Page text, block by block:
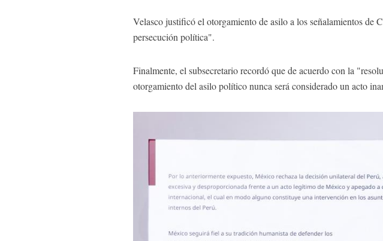
Velasco justificó el otorgamiento de asilo a los señalamientos de
persecución política".
Finalmente, el subsecretario recordó que de acuerdo con la
otorgamiento del asilo político nunca será considerado un acto